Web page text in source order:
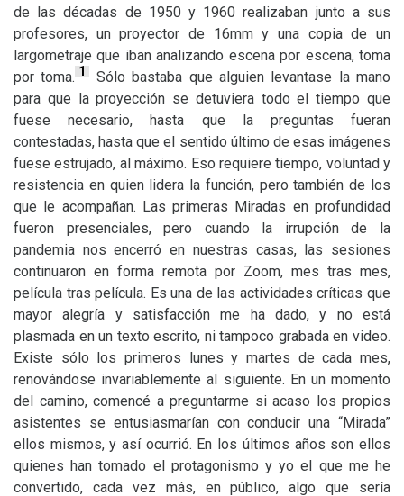
de las décadas de 1950 y 1960 realizaban junto a sus
profesores, un proyector de 16mm y una copia de un
largometraje que iban analizando escena por escena, toma
por toma. 1
Sólo bastaba que alguien levantase la mano
para que la proyección se detuviera todo el tiempo que
fuese necesario, hasta que la preguntas fueran
contestadas, hasta que el sentido último de esas imágenes
fuese estrujado, al máximo. Eso requiere tiempo, voluntad y
resistencia en quien lidera la función, pero también de los
que le acompañan. Las primeras Miradas en profundidad
fueron presenciales, pero cuando la irrupción de la
pandemia nos encerró en nuestras casas, las sesiones
continuaron en forma remota por Zoom, mes tras mes,
película tras película. Es una de las actividades críticas que
mayor alegría y satisfacción me ha dado, y no está
plasmada en un texto escrito, ni tampoco grabada en video.
Existe sólo los primeros lunes y martes de cada mes,
renovándose invariablemente al siguiente. En un momento
del camino, comencé a preguntarme si acaso los propios
asistentes se entusiasmarían con conducir una “Mirada”
ellos mismos, y así ocurrió. En los últimos años son ellos
quienes han tomado el protagonismo y yo el que me he
convertido, cada vez más, en público, algo que sería